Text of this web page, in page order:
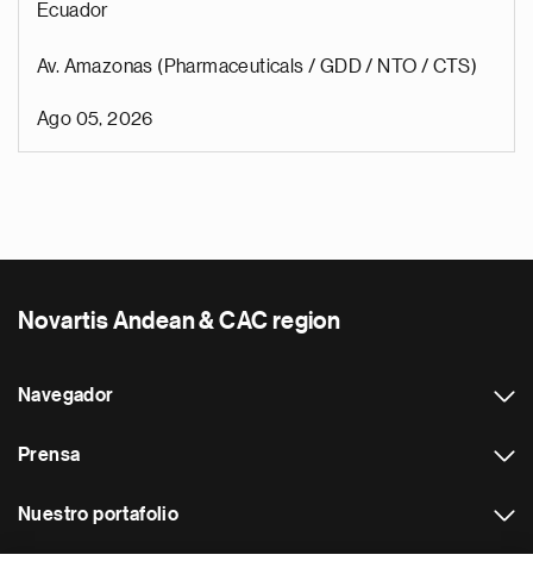
Ecuador
Av. Amazonas (Pharmaceuticals / GDD / NTO / CTS)
Ago 05, 2026
Novartis Andean & CAC region
Navegador
Prensa
Nuestro portafolio